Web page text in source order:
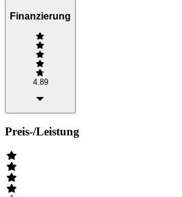
Finanzierung
4.89
Preis-/Leistung